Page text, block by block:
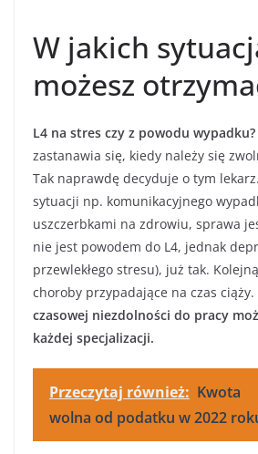
W jakich
możesz
L4 na stres czy z powodu wypadku?
zastanawia się, kiedy należy się
Tak naprawdę decyduje o tym
sytuacji np. komunikacyjnego
uszczerbkami na zdrowiu, sprawa
nie jest powodem do L4, jednak
przewlekłego stresu), już tak.
choroby przypadające na czas ciąży.
czasowej niezdolności do pracy
każdej specjalizacji.
Przeczytaj również: Kwota
wolna od podatku w 2022